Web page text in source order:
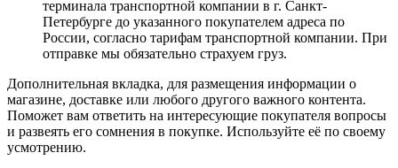
терминала транспортной компании в г. Санкт-
Петербурге до указанного покупателем адреса по
России, согласно тарифам транспортной компании. При
отправке мы обязательно страхуем груз.
Дополнительная вкладка, для размещения информации о
магазине, доставке или любого другого важного контента.
Поможет вам ответить на интересующие покупателя вопросы
и развеять его сомнения в покупке. Используйте её по своему
усмотрению.